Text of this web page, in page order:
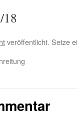
18
veröffentlicht. Setze